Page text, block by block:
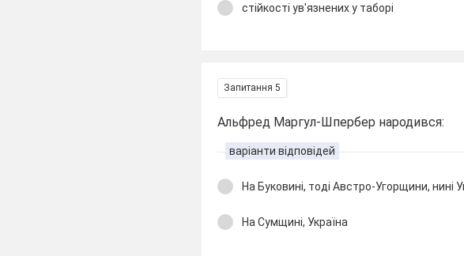
стійкості ув'язнених у таборі
Запитання 5
Альфред Маргул-Шпербер народився:
варіанти відповідей
На Буковині, тоді Австро-Угорщини, нині
На Сумщині, Україна